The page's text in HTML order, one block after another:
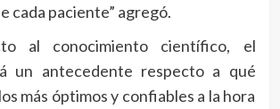
cada paciente” agregó.
al conocimiento científico, el
un antecedente respecto a qué
más óptimos y confiables a la hora